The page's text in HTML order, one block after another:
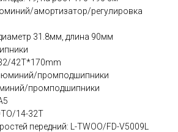
амортизатор/регулировка
31.8мм, длина 90мм
42T*170mm
промподшипники
промподшипники
14-32T
передний: L-TWOO/FD-V5009L